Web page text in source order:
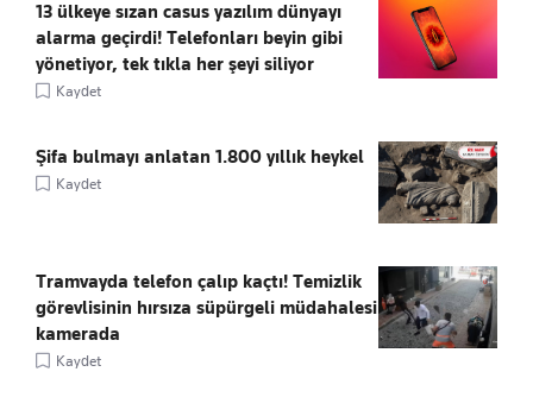
13 ülkeye sızan casus yazılım dünyayı
alarma geçirdi! Telefonları beyin gibi
yönetiyor, tek tıkla her şeyi siliyor
Kaydet
Şifa bulmayı anlatan 1.800 yıllık heykel
Kaydet
Tramvayda telefon çalıp kaçtı! Temizlik
görevlisinin hırsıza süpürgeli müdahalesi
kamerada
Kaydet